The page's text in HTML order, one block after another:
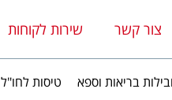
צור קשר שירות לקוחות
בריאות וספא טיסות לחו"ל